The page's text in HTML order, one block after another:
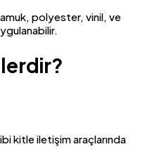
polyester, vinil, ve
kitle iletişim araçlarında